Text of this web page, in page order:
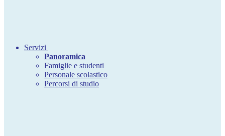
Servizi
Panoramica
Famiglie e studenti
Personale scolastico
Percorsi di studio